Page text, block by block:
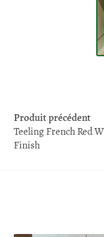
Produit précédent
Teeling French Red
Finish